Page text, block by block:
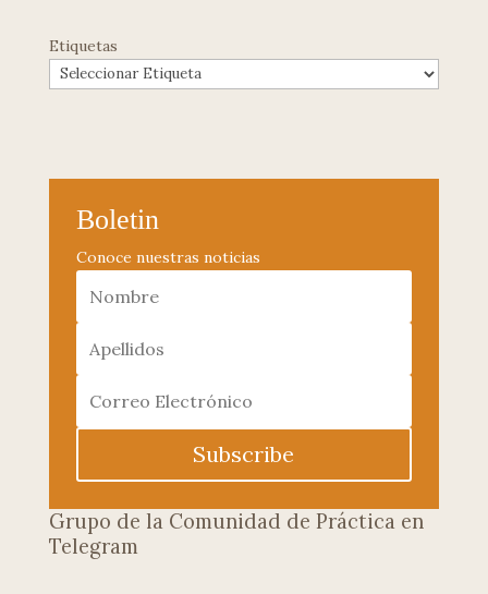
Etiquetas
Boletin
Conoce nuestras noticias
Subscribe
Grupo de la Comunidad de Práctica en
Telegram